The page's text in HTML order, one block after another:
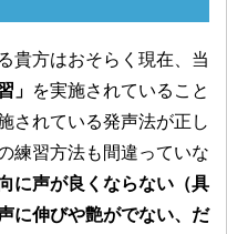
貴方はおそらく現在、当
」 を実施されていること
されている発声法が正し
練習方法も間違っていな
に声が良くならない（具
に伸びや艶がでない、だ